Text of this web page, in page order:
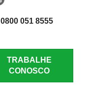
0800 051 8555
TRABALHE
CONOSCO